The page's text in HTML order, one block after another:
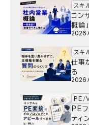
スキ
コン
概論
で】
スキ
仕事
る
PE/
PE
ティ